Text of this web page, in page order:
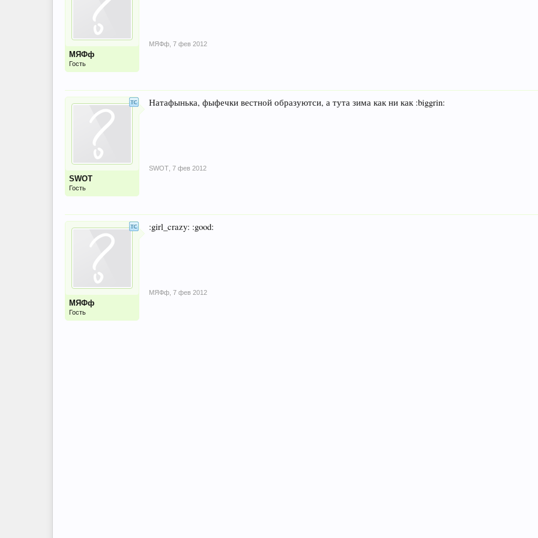
МЯФф
Гость
МЯФф 7 фев 2012
SWOT
Гость
Натафынька, фыфечки вестной образуютси, а тута зима как ни как :biggrin:
SWOT 7 фев 2012
МЯФф
Гость
:girl_crazy: :good:
МЯФф 7 фев 2012